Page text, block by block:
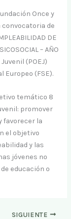
Once y
convocatoria de
DE
– AÑO
(POEJ)
Europeo (FSE).
temático 8
promover
favorecer la
el objetivo
y las
jóvenes no
educación o
SIGUIENTE